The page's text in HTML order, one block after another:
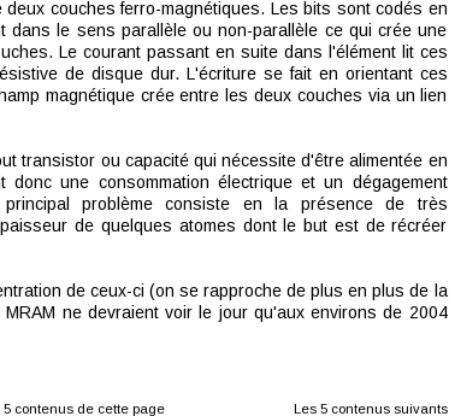
couches ferro-magnétiques. Les bits sont codés en
dans le sens parallèle ou non-parallèle ce qui crée une
Le courant passant en suite dans l'élément lit ces
de disque dur. L'écriture se fait en orientant ces
magnétique crée entre les deux couches via un lien
transistor ou capacité qui nécessite d'être alimentée en
une consommation électrique et un dégagement
problème consiste en la présence de très
de quelques atomes dont le but est de récréer
de ceux-ci (on se rapproche de plus en plus de la
ne devraient voir le jour qu'aux environs de 2004
5 contenus de cette page Les 5 contenus suivants